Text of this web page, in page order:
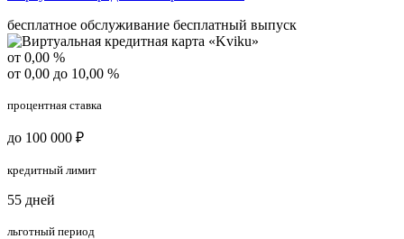
бесплатное обслуживание бесплатный выпуск
от 0,00 %
от 0,00 до 10,00 %
процентная ставка
до 100 000 ₽
кредитный лимит
55 дней
льготный период